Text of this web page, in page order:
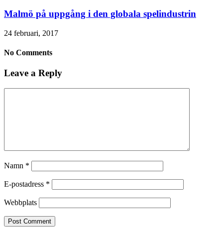
Malmö på uppgång i den globala spelindustrin
24 februari, 2017
No Comments
Leave a Reply
Namn *
E-postadress *
Webbplats